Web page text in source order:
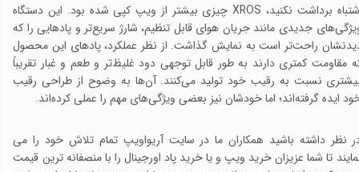
برداشت نکنید، XROSچیزی بیشتر از ویپ کپی شده بود. این دستگاه
جدیدی مانند جریان هوای قابل تنظیم، شارژ سریع‌تر و پادهایی را که
راحت‌تر است به نمایش گذاشت. از نظر عملکرد، پادهای این محصول
مقاومت کمتری دارند به طور قابل توجهی دود غلیظ‌تر و طعم و غبار تقریباً
نسبت به رقیب خود تولید می‌کنند. آن‌ها به وضوح از طراحی رقیب
ایده گرفته‌اند؛ اما خودشان نیز بعضی ویژگی‌های مهم را عملی کرده‌اند.
نظر داشته باشید همکاران ما در سایت آریواویپ تمام تلاش خود را می
تا شما عزیزان خرید ویپ و یا خرید پاد اورجینال را با منصفانه ترین قیمت